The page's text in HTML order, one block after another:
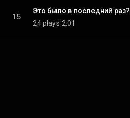
15
Это было в последний раз?
24 plays 2:01